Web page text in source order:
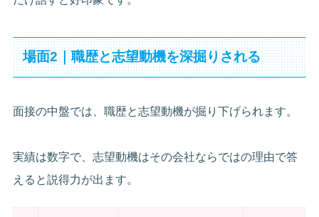
場面2｜職歴と志望動機を深掘りされる
面接の中盤では、職歴と志望動機が掘り下げられます。
実績は数字で、志望動機はその会社ならではの理由で答
えると説得力が出ます。